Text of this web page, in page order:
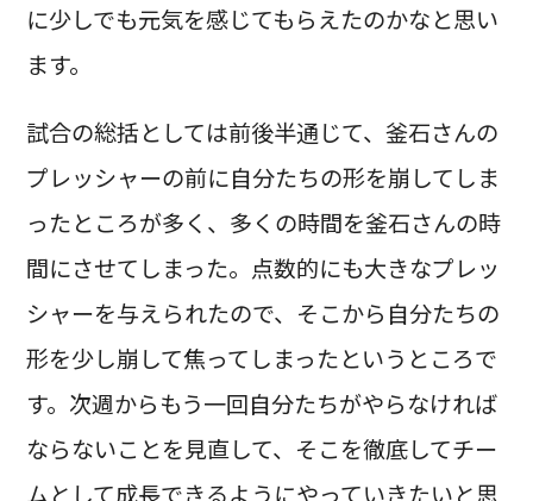
に少しでも元気を感じてもらえたのかなと思い
ます。
試合の総括としては前後半通じて、釜石さんの
プレッシャーの前に自分たちの形を崩してしま
ったところが多く、多くの時間を釜石さんの時
間にさせてしまった。点数的にも大きなプレッ
シャーを与えられたので、そこから自分たちの
形を少し崩して焦ってしまったというところで
す。次週からもう一回自分たちがやらなければ
ならないことを見直して、そこを徹底してチー
ムとして成長できるようにやっていきたいと思